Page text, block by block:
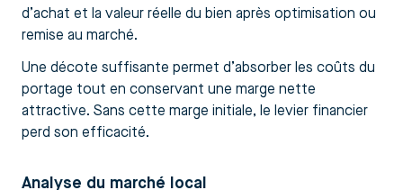
d’achat et la valeur réelle du bien après optimisation ou
remise au marché.
Une décote suffisante permet d’absorber les coûts du
portage tout en conservant une marge nette
attractive. Sans cette marge initiale, le levier financier
perd son efficacité.
Analyse du marché local